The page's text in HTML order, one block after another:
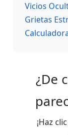
Vicios
Grietas
¿De
¡Haz